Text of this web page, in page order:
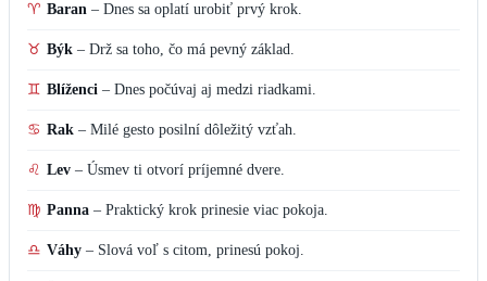
♈ Baran – Dnes sa oplatí urobiť prvý krok.
♉ Býk – Drž sa toho, čo má pevný základ.
♊ Blíženci – Dnes počúvaj aj medzi riadkami.
♋ Rak – Milé gesto posilní dôležitý vzťah.
♌ Lev – Úsmev ti otvorí príjemné dvere.
♍ Panna – Praktický krok prinesie viac pokoja.
♎ Váhy – Slová voľ s citom, prinesú pokoj.